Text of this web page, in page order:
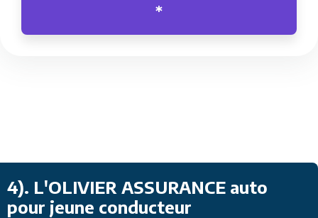
*
4). L'OLIVIER ASSURANCE auto
pour jeune conducteur